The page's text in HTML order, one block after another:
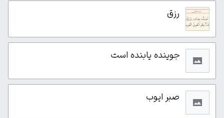
رزق
جوینده یابنده است
صبر ایوب